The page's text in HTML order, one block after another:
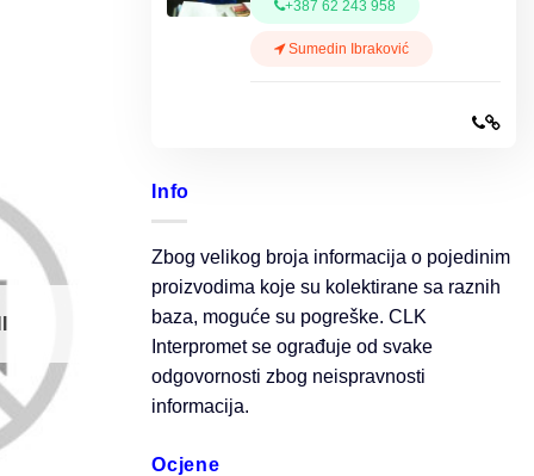
+387 62 243 958
Sumedin Ibraković
Info
Zbog velikog broja informacija o pojedinim
proizvodima koje su kolektirane sa raznih
baza, moguće su pogreške. CLK
Interpromet se ograđuje od svake
odgovornosti zbog neispravnosti
informacija.
Ocjene